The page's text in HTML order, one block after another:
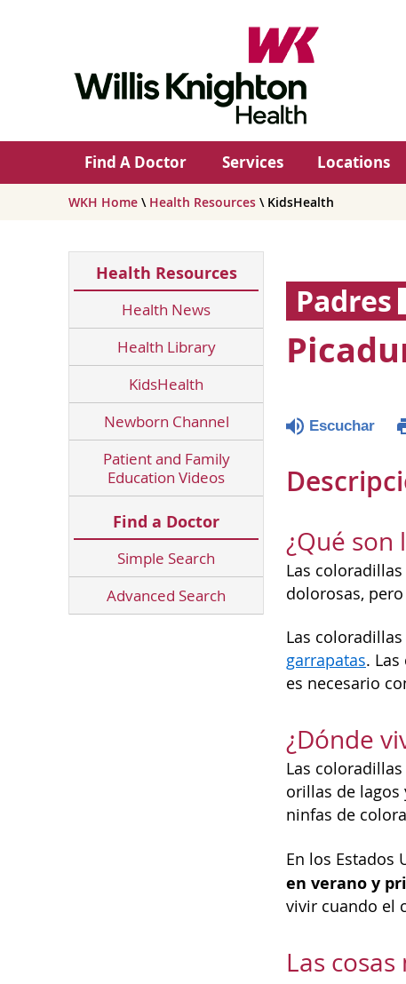
Find A Doctor Services Locations
WKH Home \ Health Resources \ KidsHealth
Health Resources
Health News
Health Library
KidsHealth
Newborn Channel
Patient and Family
Education Videos
Find a Doctor
Simple Search
Advanced Search
Padres
Escuchar
¿Qué son
Las
dolorosas,
Las
garrapatas.
es necesario
¿Dónde
Las
orillas de lagos
ninfas de
En los Estados
en verano y
vivir cuando el
Las